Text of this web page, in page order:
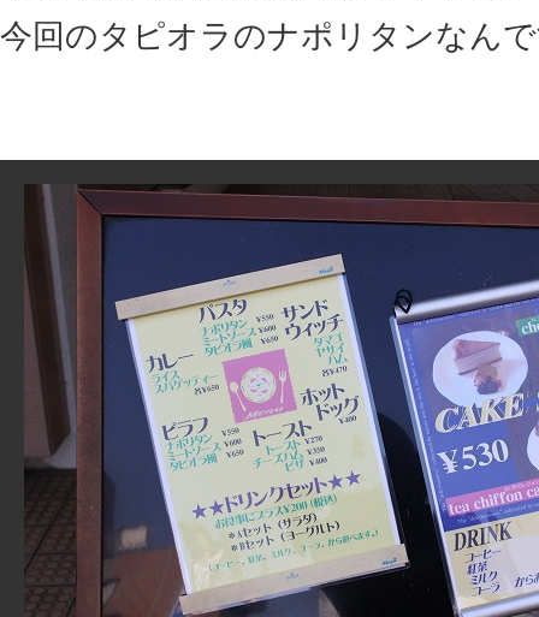
今回のタピオラのナポリタンなん